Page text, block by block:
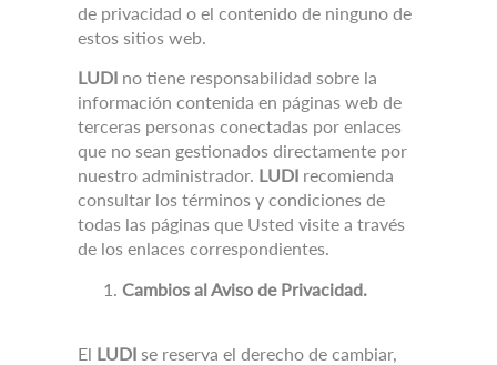
de privacidad o el contenido de ninguno de
estos sitios web.
LUDI no tiene responsabilidad sobre la
información contenida en páginas web de
terceras personas conectadas por enlaces
que no sean gestionados directamente por
nuestro administrador. LUDI recomienda
consultar los términos y condiciones de
todas las páginas que Usted visite a través
de los enlaces correspondientes.
Cambios al Aviso de Privacidad.
El LUDI se reserva el derecho de cambiar,